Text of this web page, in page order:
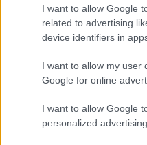
I want to allow Google
related to advertising
device identifiers in
I want to allow my user
Google for online
I want to allow Google
personalized advertising.